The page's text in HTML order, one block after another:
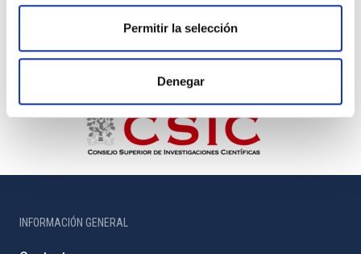
Permitir la selección
Denegar
INFORMACIÓN GENERAL